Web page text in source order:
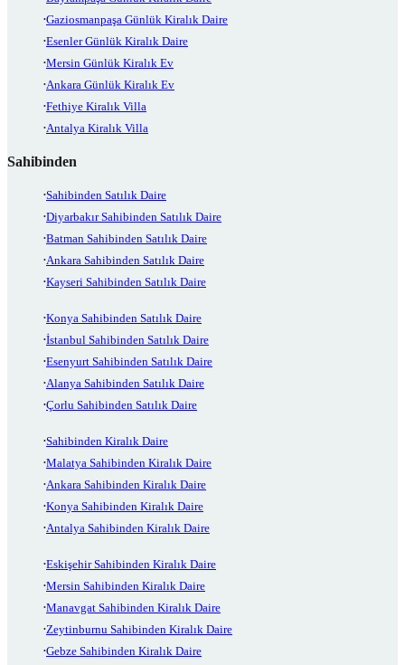
Gaziosmanpaşa Günlük Kiralık Daire
Esenler Günlük Kiralık Daire
Mersin Günlük Kiralık Ev
Ankara Günlük Kiralık Ev
Fethiye Kiralık Villa
Antalya Kiralık Villa
Sahibinden
Sahibinden Satılık Daire
Diyarbakır Sahibinden Satılık Daire
Batman Sahibinden Satılık Daire
Ankara Sahibinden Satılık Daire
Kayseri Sahibinden Satılık Daire
Konya Sahibinden Satılık Daire
İstanbul Sahibinden Satılık Daire
Esenyurt Sahibinden Satılık Daire
Alanya Sahibinden Satılık Daire
Çorlu Sahibinden Satılık Daire
Sahibinden Kiralık Daire
Malatya Sahibinden Kiralık Daire
Ankara Sahibinden Kiralık Daire
Konya Sahibinden Kiralık Daire
Antalya Sahibinden Kiralık Daire
Eskişehir Sahibinden Kiralık Daire
Mersin Sahibinden Kiralık Daire
Manavgat Sahibinden Kiralık Daire
Zeytinburnu Sahibinden Kiralık Daire
Gebze Sahibinden Kiralık Daire